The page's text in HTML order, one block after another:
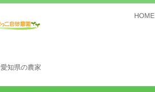
HOME
愛知県の農家